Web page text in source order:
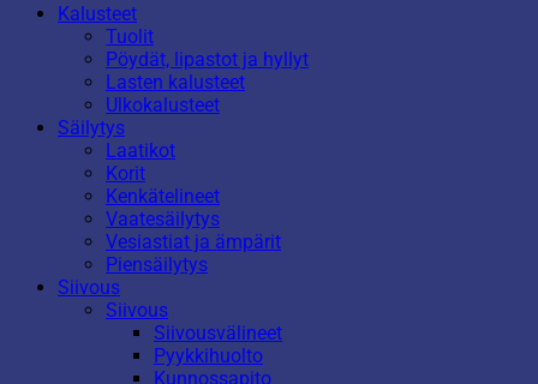
Kalusteet
Tuolit
Pöydät, lipastot ja hyllyt
Lasten kalusteet
Ulkokalusteet
Säilytys
Laatikot
Korit
Kenkätelineet
Vaatesäilytys
Vesiastiat ja ämpärit
Piensäilytys
Siivous
Siivous
Siivousvälineet
Pyykkihuolto
Kunnossapito